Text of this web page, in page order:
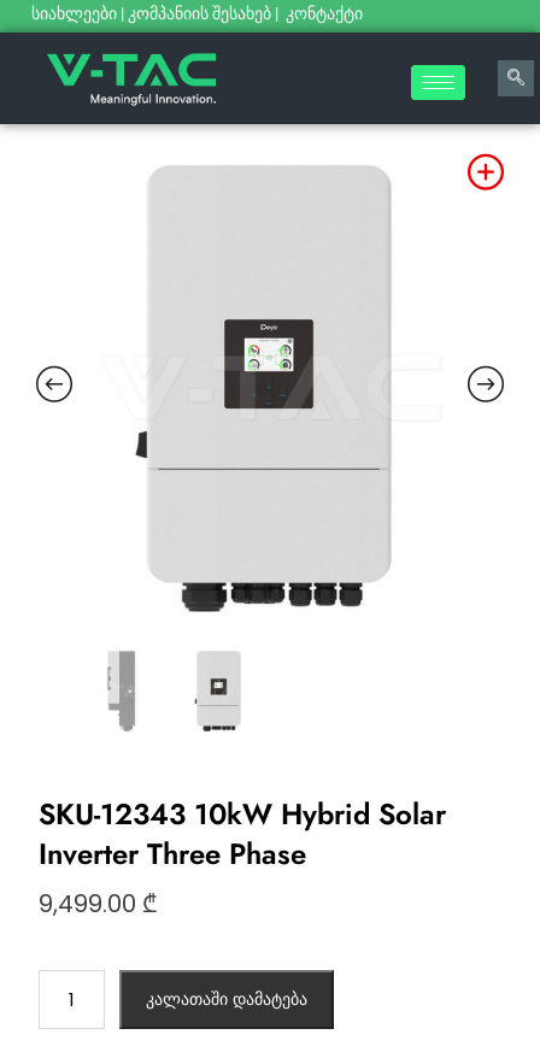
სიახლეები | კომპანიის შესახებ | კონტაქტი
SKU-12343 10kW Hybrid Solar
Inverter Three Phase
9,499.00 ₾
კალათაში დამატება